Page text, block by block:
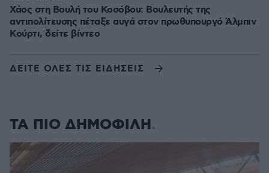
Χάος στη Βουλή του Κοσόβου: Βουλευτής της
αντιπολίτευσης πέταξε αυγά στον πρωθυπουργό Άλμπιν
Κούρτι, δείτε βίντεο
ΔΕΙΤΕ ΟΛΕΣ ΤΙΣ ΕΙΔΗΣΕΙΣ
ΤΑ ΠΙΟ ΔΗΜΟΦΙΛΗ